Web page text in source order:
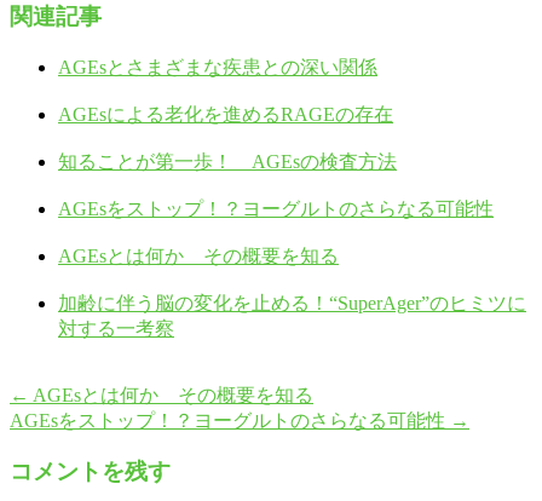
関連記事
AGEsとさまざまな疾患との深い関係
AGEsによる老化を進めるRAGEの存在
知ることが第一歩！ AGEsの検査方法
AGEsをストップ！？ヨーグルトのさらなる可能性
AGEsとは何か その概要を知る
加齢に伴う脳の変化を止める！“SuperAger”のヒミツに
対する一考察
← AGEsとは何か その概要を知る
AGEsをストップ！？ヨーグルトのさらなる可能性 →
コメントを残す